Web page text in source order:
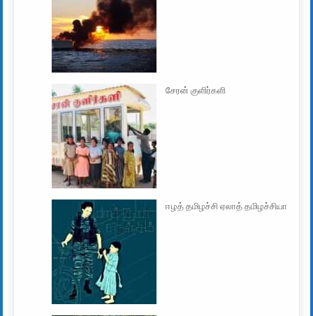
சேரன் குளிர்களி
ஈழத் தமிழச்சி ஏலாத் தமிழச்சியா